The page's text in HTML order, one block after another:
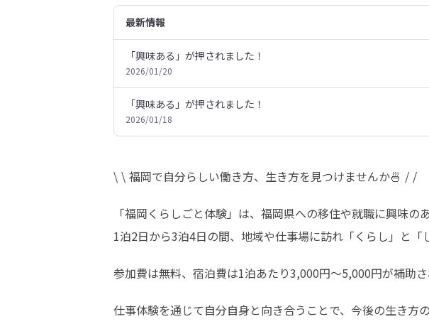
最新情報
「興味ある」が押されました！
2026/01/20
「興味ある」が押されました！
2026/01/18
\ \ 福岡で自分らしい働き方、生き方を見つけませんか🍜 / /
「福岡くらしごと体験」は、福岡県への移住や就職に興味の
1泊2日から3泊4日の間、地域や仕事場に訪れ「くらし」と「
参加費は無料、宿泊費は1泊あたり3,000円〜5,000円が補助さ
仕事体験を通じて自分自身と向き合うことで、今後の生き方